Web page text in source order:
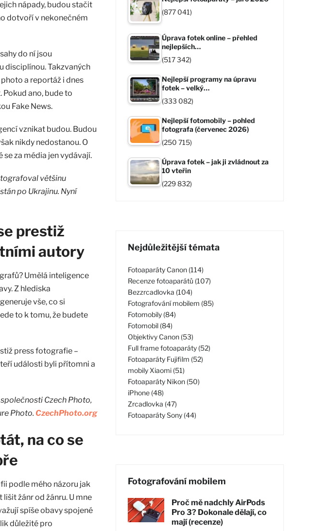
nápady, budou stačit
dotvoří v nekonečném
do ní jsou
disciplínou. Takzvaných
a reportáž i dnes
ano, bude to
Fake News.
vznikat budou. Budou
nikdy nedostanou. O
za média jen vydávají.
většinu
po Ukrajinu. Nyní
prestiž
autory
Umělá inteligence
Z hlediska
vše, co si
to k tomu, že budete
press fotografie –
události byli přítomni a
Czech Photo,
Photo. CzechPhoto.org
na co se
podle mého názoru jak
žánr od žánru. U mne
spíše obavy spojené
důležité pro
(877 041)
Úprava fotek online – přehled
nejlepších…
(517 342)
Nejlepší programy na úpravu
fotek – velký…
(333 082)
Nejlepší fotomobily – pohled
fotografa (červenec 2026)
(250 715)
Úprava fotek – jak ji zvládnout za
10 vteřin
(229 832)
Nejdůležitější témata
Fotoaparáty Canon (114)
Recenze fotoaparátů (107)
Bezzrcadlovka (104)
Fotografování mobilem (85)
Fotomobily (84)
Fotomobil (84)
Objektivy Canon (53)
Full frame fotoaparáty (52)
Fotoaparáty Fujifilm (52)
mobily Xiaomi (51)
Fotoaparáty Nikon (50)
iPhone (48)
Zrcadlovka (47)
Fotoaparáty Sony (44)
Fotografování mobilem
Proč mě nadchly AirPods
Pro 3? Dokonale dělají, co
mají (recenze)